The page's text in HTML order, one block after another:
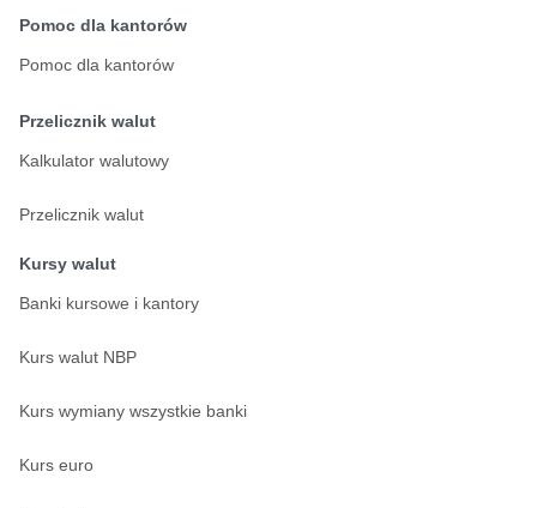
Pomoc dla kantorów
Pomoc dla kantorów
Przelicznik walut
Kalkulator walutowy
Przelicznik walut
Kursy walut
Banki kursowe i kantory
Kurs walut NBP
Kurs wymiany wszystkie banki
Kurs euro